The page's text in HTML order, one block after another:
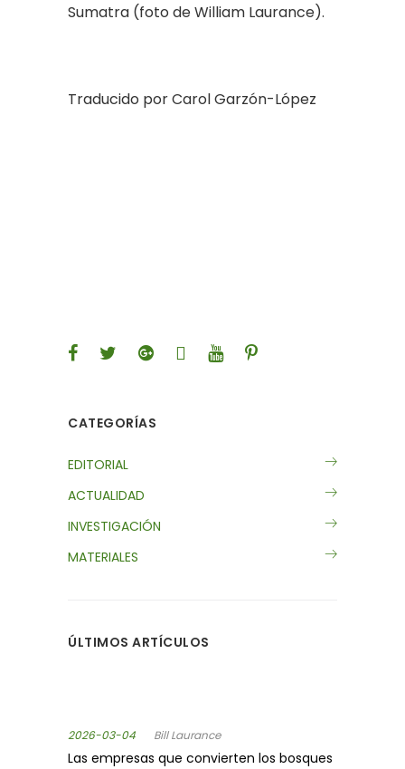
Sumatra (foto de William Laurance).
Traducido por Carol Garzón-López
CATEGORÍAS
EDITORIAL
ACTUALIDAD
INVESTIGACIÓN
MATERIALES
ÚLTIMOS ARTÍCULOS
2026-03-04 Bill Laurance
Las empresas que convierten los bosques